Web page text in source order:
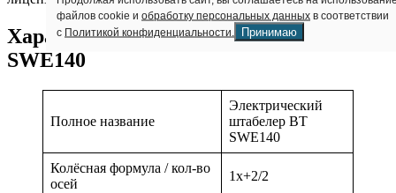
Характеристики ШТАБЕЛЕР BT
SWE140
Полное название
Электрический
штабелер BT
SWE140
Колёсная формула / кол-во
осей
1x+2/2
файлов cookie и обработку персональных данных в соответствии
с Политикой конфиденциальности. Принимаю